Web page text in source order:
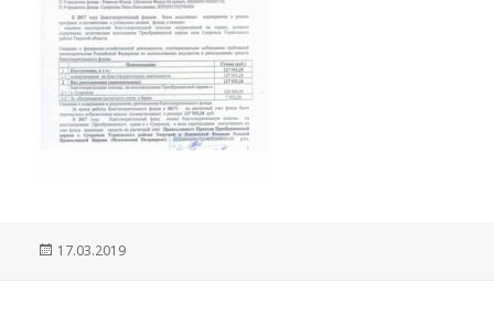
Опубликовано
17.03.2019